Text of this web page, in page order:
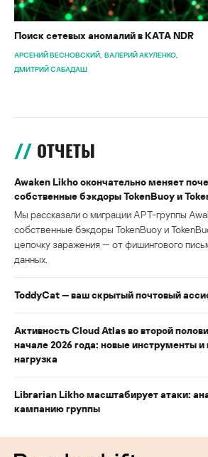
Поиск сетевых аномалий в KATA NDR
АРСЕНИЙ ВЕСНОВСКИЙ ВАЛЕРИЙ АКУЛЕНКО
ДМИТРИЙ САБАДАШ
ОТЧЕТЫ
Awaken Likho окончательно меняет
собственные бэкдоры TokenBuoy и
Мы рассказали о миграции APT-группы
собственные бэкдоры TokenBuoy и
цепочку заражения — от фишингового
данных.
ToddyCat — ваш скрытый почтовый
Активность Cloud Atlas во второй
начале 2026 года: новые инструменты и
нагрузка
Librarian Likho масштабирует атаки:
кампанию группы